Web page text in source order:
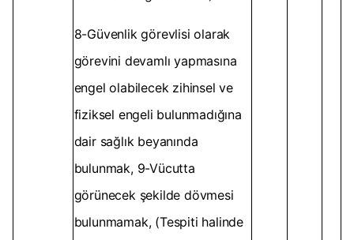
8-Güvenlik görevlisi olarak
görevini devamlı yapmasına
engel olabilecek zihinsel ve
fiziksel engeli bulunmadığına
dair sağlık beyanında
bulunmak, 9-Vücutta
görünecek şekilde dövmesi
bulunmamak, (Tespiti halinde